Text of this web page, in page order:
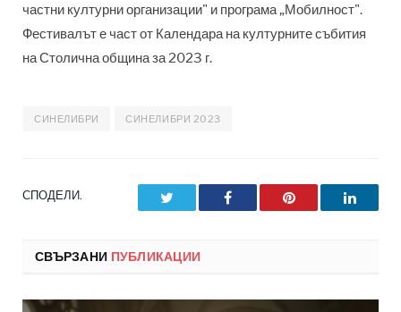
частни културни организации" и програма „Мобилност".
Фестивалът е част от Календара на културните събития
на Столична община за 2023 г.
СИНЕЛИБРИ СИНЕЛИБРИ 2023
СПОДЕЛИ. Facebook Pinterest
СВЪРЗАНИ ПУБЛИКАЦИИ